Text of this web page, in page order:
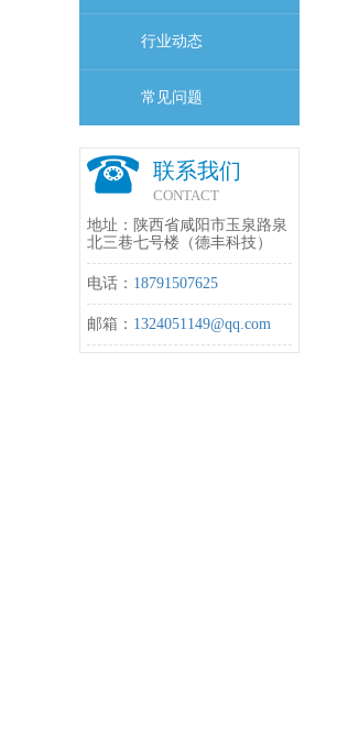
行业动态
常见问题
联系我们
CONTACT
地址：陕西省咸阳市玉泉路泉
北三巷七号楼（德丰科技）
电话： 18791507625
邮箱： 1324051149@qq.com